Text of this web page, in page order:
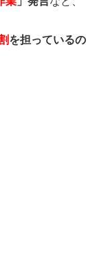
を担っているの